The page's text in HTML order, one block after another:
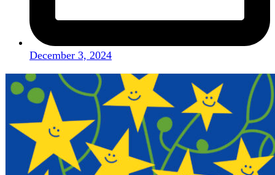
December 3, 2024